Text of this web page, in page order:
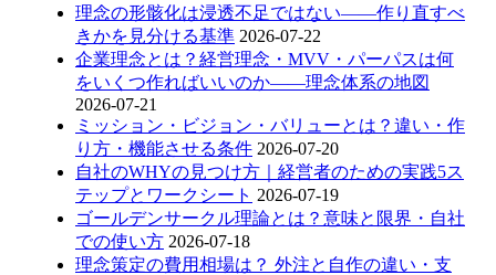
理念の形骸化は浸透不足ではない——作り直すべ
きかを見分ける基準 2026-07-22
企業理念とは？経営理念・MVV・パーパスは何
をいくつ作ればいいのか——理念体系の地図
2026-07-21
ミッション・ビジョン・バリューとは？違い・作
り方・機能させる条件 2026-07-20
自社のWHYの見つけ方｜経営者のための実践5ス
テップとワークシート 2026-07-19
ゴールデンサークル理論とは？意味と限界・自社
での使い方 2026-07-18
理念策定の費用相場は？ 外注と自作の違い・支